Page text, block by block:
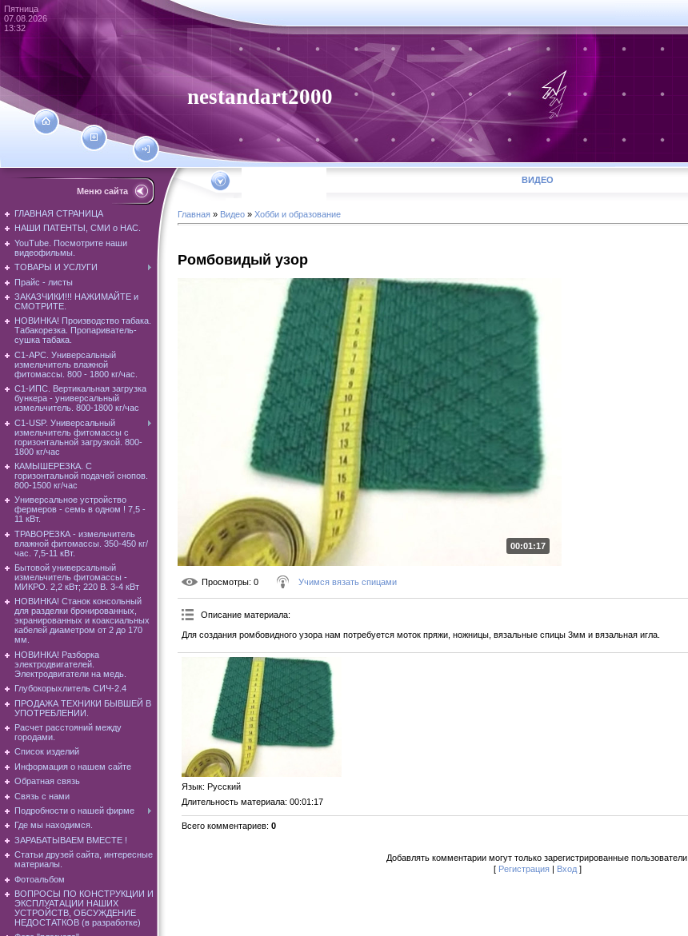
Пятница
07.08.2026
13:32
nestandart2000
Меню сайта
ГЛАВНАЯ СТРАНИЦА
НАШИ ПАТЕНТЫ, СМИ о НАС.
YouTube. Посмотрите наши
видеофильмы.
ТОВАРЫ И УСЛУГИ
Прайс - листы
ЗАКАЗЧИКИ!!! НАЖИМАЙТЕ и
СМОТРИТЕ.
НОВИНКА! Производство табака.
Табакорезка. Пропариватель-
сушка табака.
С1-АРС. Универсальный
измельчитель влажной
фитомассы. 800 - 1800 кг/час.
C1-ИПС. Вертикальная загрузка
бункера - универсальный
измельчитель. 800-1800 кг/час
С1-USP. Универсальный
измельчитель фитомассы с
горизонтальной загрузкой. 800-
1800 кг/час
КАМЫШЕРЕЗКА. С
горизонтальной подачей снопов.
800-1500 кг/час
Универсальное устройство
фермеров - семь в одном ! 7,5 -
11 кВт.
ТРАВОРЕЗКА - измельчитель
влажной фитомассы. 350-450 кг/
час. 7,5-11 кВт.
Бытовой универсальный
измельчитель фитомассы -
МИКРО. 2,2 кВт; 220 В. 3-4 кВт
НОВИНКА! Станок консольный
для разделки бронированных,
экранированных и коаксиальных
кабелей диаметром от 2 до 170
мм.
НОВИНКА! Разборка
электродвигателей.
Электродвигатели на медь.
Глубокорыхлитель СИЧ-2.4
ПРОДАЖА ТЕХНИКИ БЫВШЕЙ В
УПОТРЕБЛЕНИИ.
Расчет расстояний между
городами.
Список изделий
Информация о нашем сайте
Обратная связь
Связь с нами
Подробности о нашей фирме
Где мы находимся.
ЗАРАБАТЫВАЕМ ВМЕСТЕ !
Статьи друзей сайта, интересные
материалы.
Фотоальбом
ВОПРОСЫ ПО КОНСТРУКЦИИ И
ЭКСПЛУАТАЦИИ НАШИХ
УСТРОЙСТВ, ОБСУЖДЕНИЕ
НЕДОСТАТКОВ (в разработке)
ВИДЕО
Главная » Видео » Хобби и образование
Ромбовидый узор
00:01:17
Просмотры: 0 Учимся вязать спицами
Описание материала:
Для создания ромбовидного узора нам потребуется моток пряжи, ножницы, вязальные спицы 3мм и вязальная игла.
Язык: Русский
Длительность материала: 00:01:17
Всего комментариев: 0
Добавлять комментарии могут только зарегистрированные пользователи.
[ Регистрация | Вход ]